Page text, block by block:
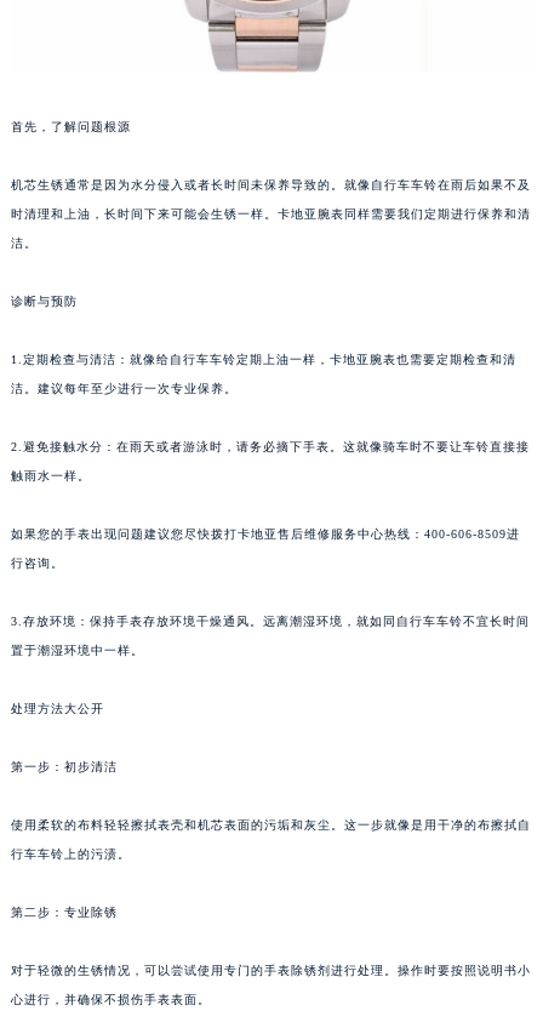
首先，了解问题根源
机芯生锈通常是因为水分侵入或者长时间未保养导致的。就像自行车车铃在雨后如果不及
时清理和上油，长时间下来可能会生锈一样。卡地亚腕表同样需要我们定期进行保养和清
洁。
诊断与预防
1.定期检查与清洁：就像给自行车车铃定期上油一样，卡地亚腕表也需要定期检查和清
洁。建议每年至少进行一次专业保养。
2.避免接触水分：在雨天或者游泳时，请务必摘下手表。这就像骑车时不要让车铃直接接
触雨水一样。
如果您的手表出现问题建议您尽快拨打卡地亚售后维修服务中心热线：400-606-8509进
行咨询。
3.存放环境：保持手表存放环境干燥通风。远离潮湿环境，就如同自行车车铃不宜长时间
置于潮湿环境中一样。
处理方法大公开
第一步：初步清洁
使用柔软的布料轻轻擦拭表壳和机芯表面的污垢和灰尘。这一步就像是用干净的布擦拭自
行车车铃上的污渍。
第二步：专业除锈
对于轻微的生锈情况，可以尝试使用专门的手表除锈剂进行处理。操作时要按照说明书小
心进行，并确保不损伤手表表面。